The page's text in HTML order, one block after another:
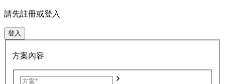
請先註冊或登入
登入
方案內容